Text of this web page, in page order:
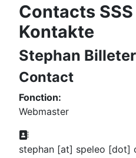
Contacts
Kontakte
Stephan Billeter
Contact
Fonction:
Webmaster
Adresse:
stephan [at] speleo [dot]